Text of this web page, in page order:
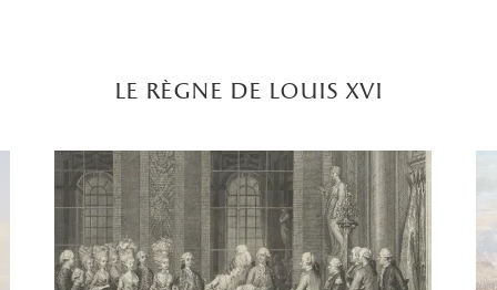
le règne de louis xvi